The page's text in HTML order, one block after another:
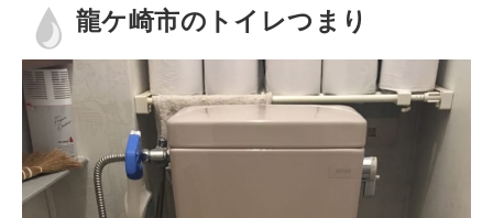
龍ケ崎市のトイレつまり